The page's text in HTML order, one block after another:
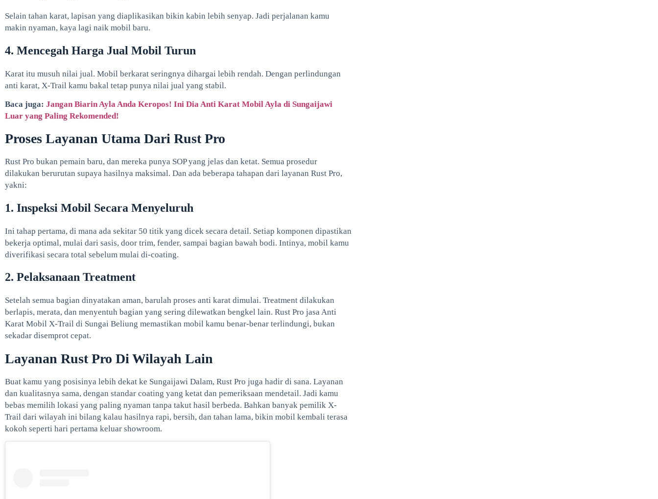
Selain tahan karat, lapisan yang diaplikasikan bikin kabin lebih senyap. Jadi perjalanan kamu
makin nyaman, kaya lagi naik mobil baru.
4. Mencegah Harga Jual Mobil Turun
Karat itu musuh nilai jual. Mobil berkarat seringnya dihargai lebih rendah. Dengan perlindungan
anti karat, X-Trail kamu bakal tetap punya nilai jual yang stabil.
Baca juga: Jangan Biarin Ayla Anda Keropos! Ini Dia Anti Karat Mobil Ayla di Sungaijawi
Luar yang Paling Rekomended!
Proses Layanan Utama Dari Rust Pro
Rust Pro bukan pemain baru, dan mereka punya SOP yang jelas dan ketat. Semua prosedur
dilakukan berurutan supaya hasilnya maksimal. Dan ada beberapa tahapan dari layanan Rust Pro,
yakni:
1. Inspeksi Mobil Secara Menyeluruh
Ini tahap pertama, di mana ada sekitar 50 titik yang dicek secara detail. Setiap komponen dipastikan
bekerja optimal, mulai dari sasis, door trim, fender, sampai bagian bawah bodi. Intinya, mobil kamu
diverifikasi secara total sebelum mulai di-coating.
2. Pelaksanaan Treatment
Setelah semua bagian dinyatakan aman, barulah proses anti karat dimulai. Treatment dilakukan
berlapis, merata, dan menyentuh bagian yang sering dilewatkan bengkel lain. Rust Pro jasa Anti
Karat Mobil X-Trail di Sungai Beliung memastikan mobil kamu benar-benar terlindungi, bukan
sekadar disemprot cepat.
Layanan Rust Pro Di Wilayah Lain
Buat kamu yang posisinya lebih dekat ke Sungaijawi Dalam, Rust Pro juga hadir di sana. Layanan
dan kualitasnya sama, dengan standar coating yang ketat dan pemeriksaan mendetail. Jadi kamu
bebas memilih lokasi yang paling nyaman tanpa takut hasil berbeda. Bahkan banyak pemilik X-
Trail dari wilayah ini bilang kalau hasilnya rapi, bersih, dan tahan lama, bikin mobil kembali terasa
kokoh seperti hari pertama keluar showroom.